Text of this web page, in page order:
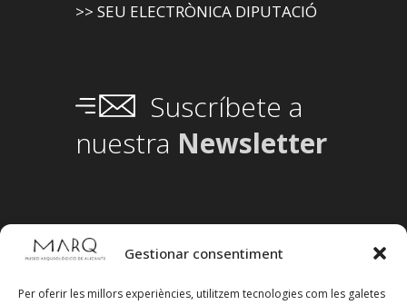
Gestionar consentiment
Per oferir les millors experiències, utilitzem tecnologies com les galetes
>> SEU ELECTRÒNICA DIPUTACIÓ
Suscríbete a
nuestra Newsletter